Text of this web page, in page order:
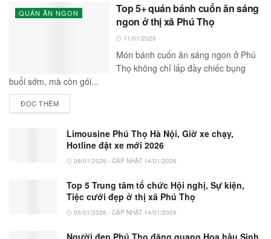
QUÁN ĂN NGON
Top 5+ quán bánh cuốn ăn sáng
ngon ở thị xã Phú Thọ
11/01/2026
Món bánh cuốn ăn sáng ngon ở Phú
Thọ không chỉ lấp đầy chiếc bụng
buổi sớm, mà còn gói...
ĐỌC THÊM
Limousine Phú Thọ Hà Nội, Giờ xe chạy,
Hotline đặt xe mới 2026
09/01/2026 - CẬP NHẬT 14/01/2026
Top 5 Trung tâm tổ chức Hội nghị, Sự kiện,
Tiệc cưới đẹp ở thị xã Phú Thọ
05/01/2026 - CẬP NHẬT 14/01/2026
Người đẹp Phú Thọ đăng quang Hoa hậu Sinh